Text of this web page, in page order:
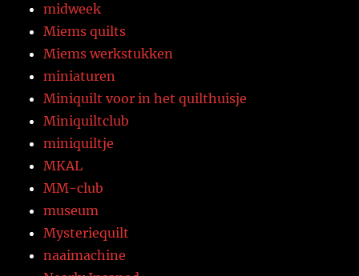
midweek
Miems quilts
Miems werkstukken
miniaturen
Miniquilt voor in het quilthuisje
Miniquiltclub
miniquiltje
MKAL
MM-club
museum
Mysteriequilt
naaimachine